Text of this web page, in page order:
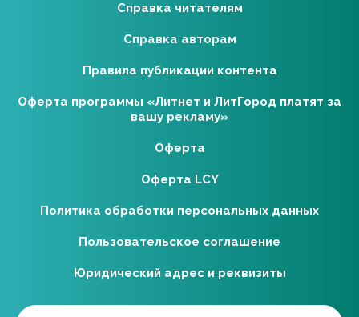
Справка читателям
Справка авторам
Правила публикации контента
Оферта программы «Литнет и ЛитГород платят за
вашу рекламу»
Оферта
Оферта LCY
Политика обработки персональных данных
Пользовательское соглашение
Юридический адрес и реквизиты